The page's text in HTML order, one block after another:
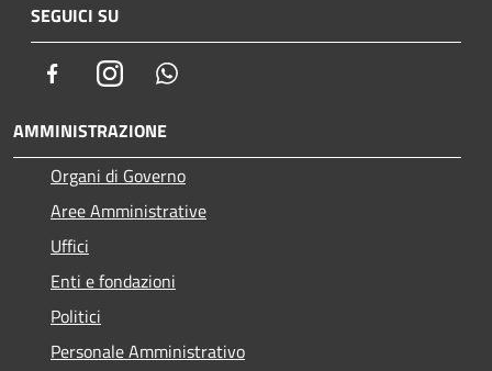
SEGUICI SU
FacebookInstagram
AMMINISTRAZIONE
Organi di Governo
Aree Amministrative
Uffici
Enti e fondazioni
Politici
Personale Amministrativo